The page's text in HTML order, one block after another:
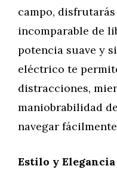
campo,
incomparable de
potencia suave y
eléctrico te
distracciones,
maniobrabilidad
navegar
Estilo y